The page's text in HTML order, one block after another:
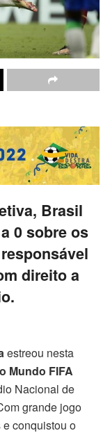
Brasil
0 sobre os
direito a
estreou nesta
Mundo FIFA
Nacional de
grande jogo
conquistou o